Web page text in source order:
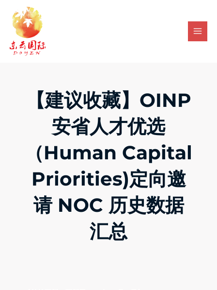
content
【建议收藏】OINP
安省人才优选
（Human Capital
Priorities)定向邀
请 NOC 历史数据
汇总